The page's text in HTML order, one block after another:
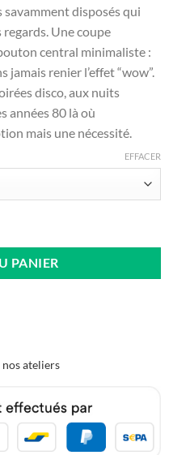
disposés qui
Une coupe
central minimaliste :
jamais renier l’effet “wow”.
disco, aux nuits
années 80 là où
mais une nécessité.
EFFACER
PANIER
ateliers